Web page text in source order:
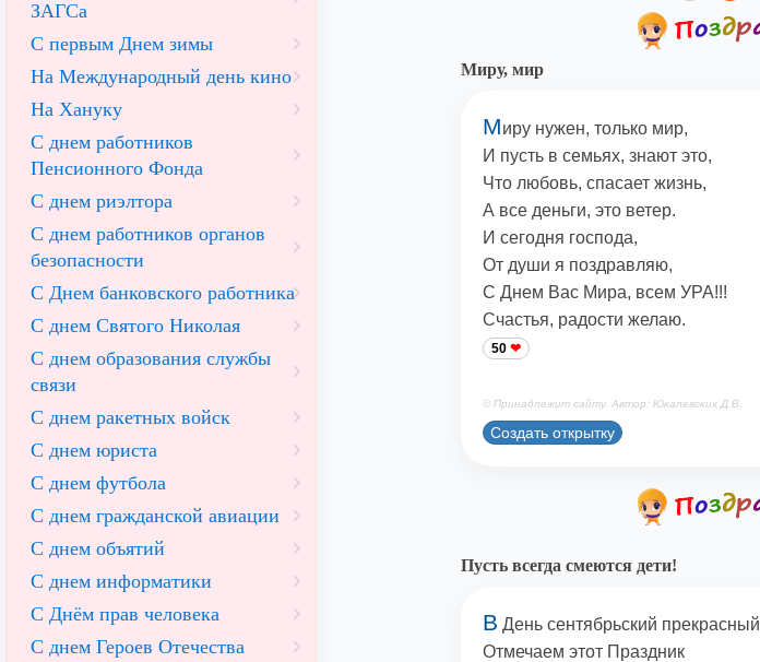
Миру, мир
Миру нужен, только мир,
И пусть в семьях, знают это,
Что любовь, спасает жизнь,
А все деньги, это ветер.
И сегодня господа,
От души я поздравляю,
С Днем Вас Мира, всем УРА!!!
Счастья, радости желаю.
50
© Принадлежит сайту. Автор: Юкалевских Д.В.
Создать открытку
Пусть всегда смеются дети!
В День сентябрьский прекрасный
Отмечаем этот Праздник
ЗАГСа
С первым Днем зимы
На Международный день кино
На Хануку
С днем работников
Пенсионного Фонда
С днем риэлтора
С днем работников органов
безопасности
С Днем банковского работника
С днем Святого Николая
С днем образования службы
связи
С днем ракетных войск
С днем юриста
С днем футбола
С днем гражданской авиации
С днем объятий
С днем информатики
С Днём прав человека
С днем Героев Отечества